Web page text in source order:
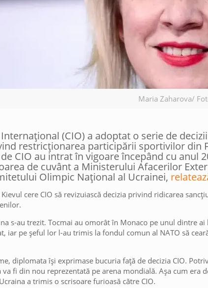
Maria Zaharova/
(CIO) a adoptat o serie de
restricționarea participării sportivilor din
CIO au intrat în vigoare începând cu anul
de cuvânt a Ministerului Afacerilor
Olimpic Național al Ucrainei,
cere CIO să revizuiască decizia privind ridicarea
s-au trezit. Tocmai au omorât în Monaco pe unul dintre
iar pe șeful lor l-au trimis la fondul comun al NATO să
diplomata își exprimase bucuria față de decizia CIO.
va fi din nou reprezentată pe arena mondială. Așa cum era
a trimis o scrisoare furioasă către CIO.